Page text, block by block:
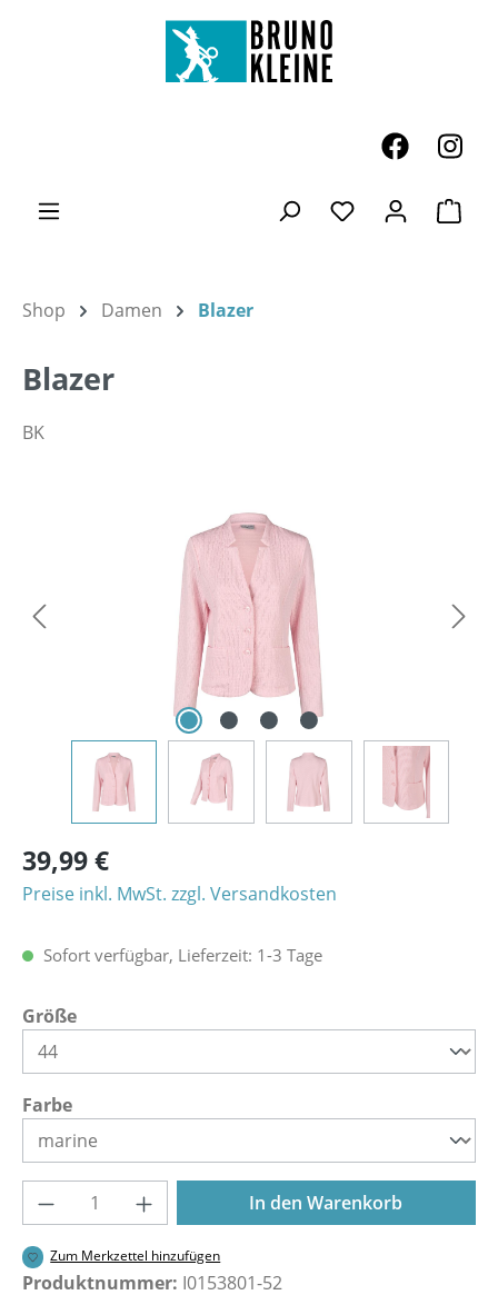
Zum Hauptinhalt springen
Du hast 0
Shop Damen Blazer
Blazer
BK
39,99 €
Preise inkl. MwSt. zzgl. Versandkosten
Sofort verfügbar, Lieferzeit: 1-3 Tage
Größeauswählen
Farbeauswählen
Produkt Anzahl: Gib den gewünschten
In den Warenkorb
Zum Merkzettel hinzufügen
Produktnummer: I0153801-52